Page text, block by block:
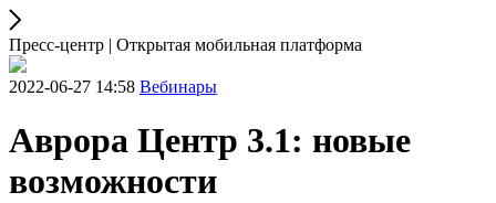
Пресс-центр | Открытая мобильная платформа
2022-06-27 14:58 Вебинары
Аврора Центр 3.1: новые
возможности